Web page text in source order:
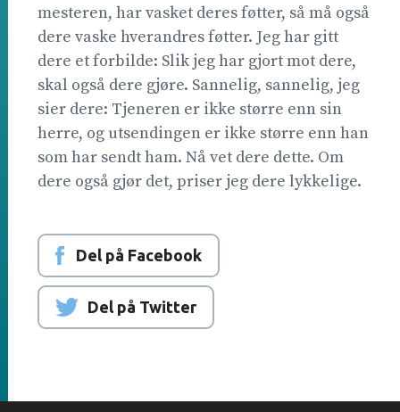
mesteren, har vasket deres føtter, så må også
dere vaske hverandres føtter. Jeg har gitt
dere et forbilde: Slik jeg har gjort mot dere,
skal også dere gjøre. Sannelig, sannelig, jeg
sier dere: Tjeneren er ikke større enn sin
herre, og utsendingen er ikke større enn han
som har sendt ham. Nå vet dere dette. Om
dere også gjør det, priser jeg dere lykkelige.
Del på Facebook
Del på Twitter